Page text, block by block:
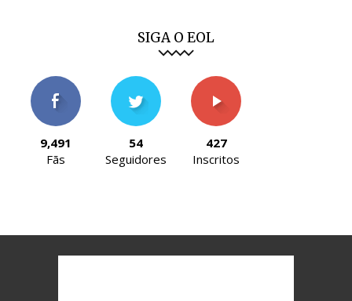
SIGA O EOL
9,491
Fãs
54
Seguidores
427
Inscritos